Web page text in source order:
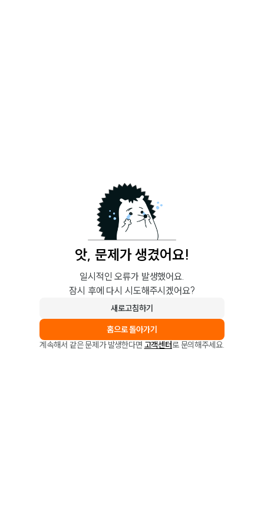
앗, 문제가 생겼어요!
일시적인 오류가 발생했어요.
잠시 후에 다시 시도해주시겠어요?
새로고침하기
홈으로 돌아가기
계속해서 같은 문제가 발생한다면 고객센터로 문의해주세요.